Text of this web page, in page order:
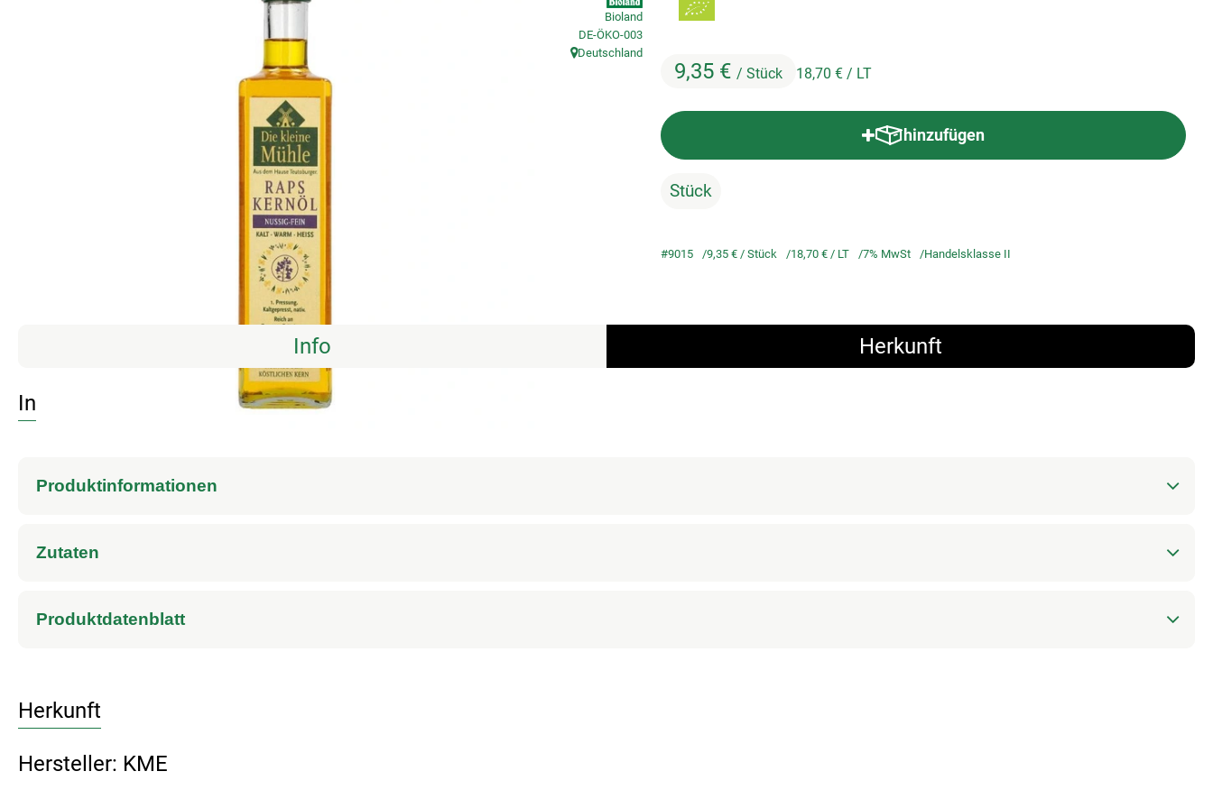
9,35 € / Stück 18,70 € / LT
Bioland
, Kontrollstelle:
DE-ÖKO-003
, Herkunft:
Deutschland
hinzufügen
Produkt zum Warenkorb hinzufügen
Stück
#9015 9,35 € / Stück 18,70 € / LT 7% MwSt Handelsklasse II
Info Herkunft
Info
Produktinformationen
Zutaten
Produktdatenblatt
Herkunft
Hersteller: KME